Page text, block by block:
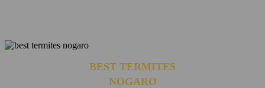
BEST TERMITES
NOGARO